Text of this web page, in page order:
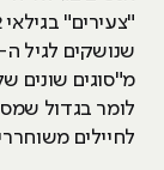
מ"סוגים שונים
לומר בגדול
לחיילים